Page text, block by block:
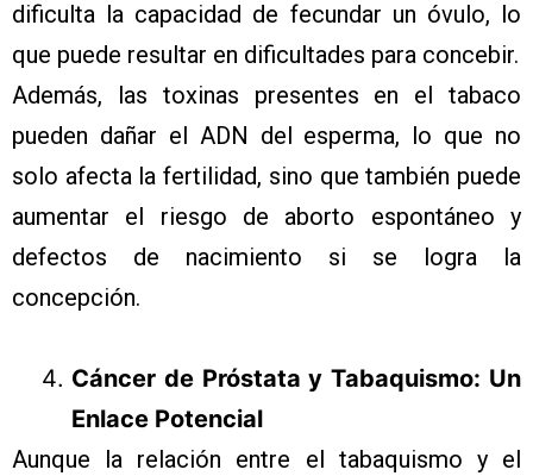
dificulta la capacidad de fecundar un óvulo, lo
que puede resultar en dificultades para concebir.
Además, las toxinas presentes en el tabaco
pueden dañar el ADN del esperma, lo que no
solo afecta la fertilidad, sino que también puede
aumentar el riesgo de aborto espontáneo y
defectos de nacimiento si se logra la
concepción.
Cáncer de Próstata y Tabaquismo: Un
Enlace Potencial
Aunque la relación entre el tabaquismo y el